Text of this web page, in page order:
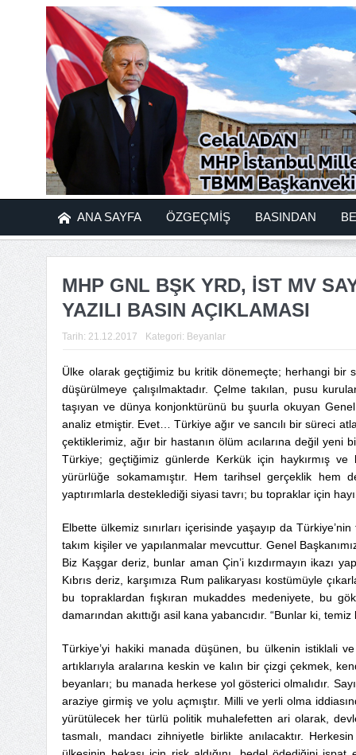
ANA SAYFA ÖZGEÇMİŞ BASINDAN
MHP GNL BŞK YRD, İST MV
YAZILI BASIN AÇIKLAMASI
Tarih: 21.12.2017 Kategori: Beyanlar
Ülke olarak geçtiğimiz bu kritik dönemeçte; herhangi bir
düşürülmeye çalışılmaktadır. Çelme takılan, pusu
taşıyan ve dünya konjonktürünü bu şuurla okuyan
analiz etmiştir. Evet… Türkiye ağır ve sancılı bir süreci
çektiklerimiz, ağır bir hastanın ölüm acılarına değil
Türkiye; geçtiğimiz günlerde Kerkük için haykırmış
yürürlüğe sokamamıştır. Hem tarihsel gerçeklik
yaptırımlarla desteklediği siyasi tavrı; bu topraklar için
Elbette ülkemiz sınırları içerisinde yaşayıp da
takım kişiler ve yapılanmalar mevcuttur. Genel
Biz Kaşgar deriz, bunlar aman Çin’i kızdırmayın ikazı
Kıbrıs deriz, karşımıza Rum palikaryası kostümüyle
bu topraklardan fışkıran mukaddes medeniyete, bu
damarından akıttığı asil kana yabancıdır. “Bunlar ki,
Türkiye’yi hakiki manada düşünen, bu ülkenin istiklali
artıklarıyla aralarına keskin ve kalın bir çizgi çekmek,
beyanları; bu manada herkese yol gösterici olmalıdır.
araziye girmiş ve yolu açmıştır. Milli ve yerli olma
yürütülecek her türlü politik muhalefetten ari olarak,
tasmalı, mandacı zihniyetle birlikte anılacaktır.